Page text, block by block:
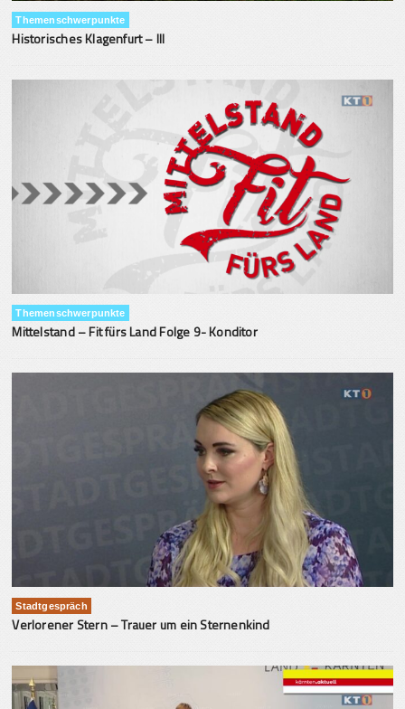
Themenschwerpunkte
Historisches Klagenfurt – III
Themenschwerpunkte
Mittelstand – Fit fürs Land Folge 9- Konditor
Stadtgespräch
Verlorener Stern – Trauer um ein Sternenkind